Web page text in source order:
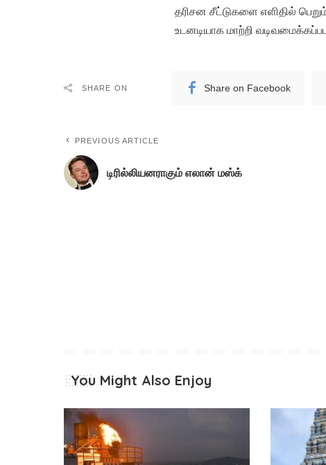
தரிசன சீட்டுகளை எளிதில்
உடனடியாக மாற்றி
SHARE ON Share on Facebook
PREVIOUS ARTICLE
டிரில்லியனராகும் எலான் மஸ்க்
You Might Also Enjoy